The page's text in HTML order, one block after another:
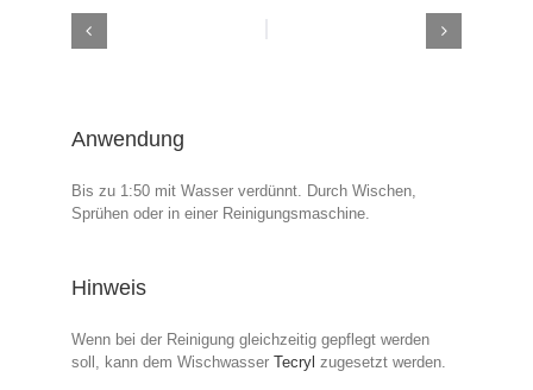
Anwendung
Bis zu 1:50 mit Wasser verdünnt. Durch Wischen,
Sprühen oder in einer Reinigungsmaschine.
Hinweis
Wenn bei der Reinigung gleichzeitig gepflegt werden
soll, kann dem Wischwasser Tecryl zugesetzt werden.